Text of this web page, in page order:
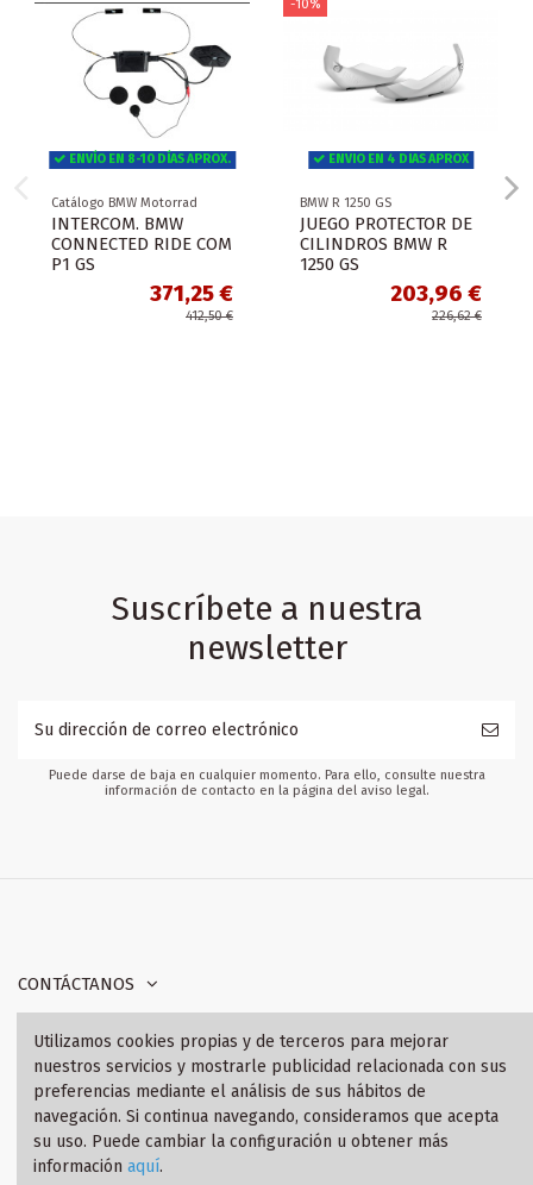
ENVÍO EN 8-10 DÍAS APROX.
Catálogo BMW Motorrad
INTERCOM. BMW
CONNECTED RIDE COM
P1 GS
371,25 €
412,50 €
-10%
ENVIO EN 4 DIAS APROX
BMW R 1250 GS
JUEGO PROTECTOR DE
CILINDROS BMW R
1250 GS
203,96 €
226,62 €
Suscríbete a nuestra
newsletter
Puede darse de baja en cualquier momento. Para ello, consulte nuestra
información de contacto en la página del aviso legal.
CONTÁCTANOS
INFORMACIÓN
SÍGANOS
Utilizamos cookies propias y de terceros para mejorar
nuestros servicios y mostrarle publicidad relacionada con sus
preferencias mediante el análisis de sus hábitos de
navegación. Si continua navegando, consideramos que acepta
su uso. Puede cambiar la configuración u obtener más
información aquí.